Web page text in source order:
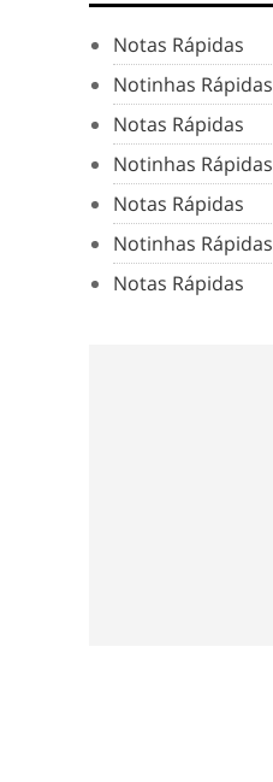
Notas Rápidas
Notinhas Rápidas
Notas Rápidas
Notinhas Rápidas
Notas Rápidas
Notinhas Rápidas
Notas Rápidas